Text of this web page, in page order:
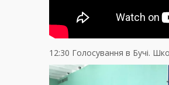
12:30 Голосування в Бучі.